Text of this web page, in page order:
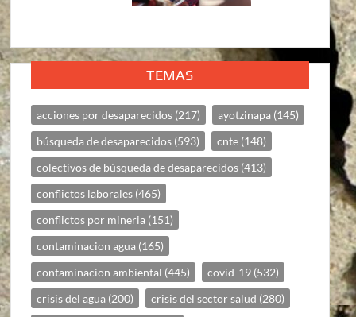
TEMAS
acciones por desaparecidos (217) ayotzinapa (145)
búsqueda de desaparecidos (593) cnte (148)
colectivos de búsqueda de desaparecidos (413)
conflictos laborales (465)
conflictos por mineria (151)
contaminacion agua (165)
contaminacion ambiental (445) covid-19 (532)
crisis del agua (200) crisis del sector salud (280)